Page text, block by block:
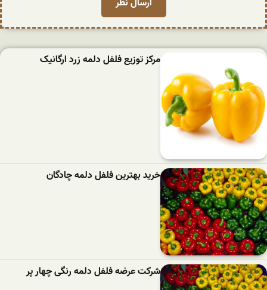
مرکز توزیع فلفل دلمه زرد ارگانیک
خرید بهترین فلفل دلمه‌ چادگان
شرکت عرضه فلفل دلمه رنگی چهار پر